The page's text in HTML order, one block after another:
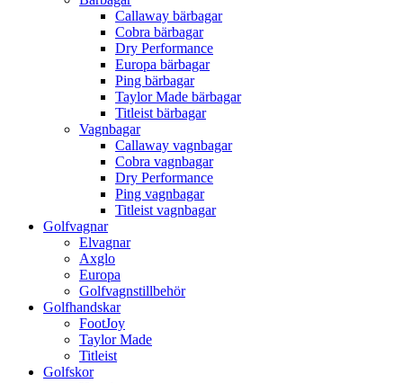
Callaway bärbagar
Cobra bärbagar
Dry Performance
Europa bärbagar
Ping bärbagar
Taylor Made bärbagar
Titleist bärbagar
Vagnbagar
Callaway vagnbagar
Cobra vagnbagar
Dry Performance
Ping vagnbagar
Titleist vagnbagar
Golfvagnar
Elvagnar
Axglo
Europa
Golfvagnstillbehör
Golfhandskar
FootJoy
Taylor Made
Titleist
Golfskor